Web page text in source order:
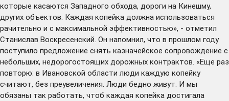
которые касаются Западного обхода, дороги на Кинешму,
других объектов. Каждая копейка должна использоваться
рачительно и с максимальной эффективностью», - отметил
Станислав Воскресенский. Он напомнил, что в прошлом году
поступило предложение снять казначейское сопровождение с
небольших, недорогостоящих дорожных контрактов. «Еще раз
повторю: в Ивановской области люди каждую копейку
считают, без преувеличения. Люди бедно живут. И мы
обязаны так работать, чтоб каждая копейка достигала